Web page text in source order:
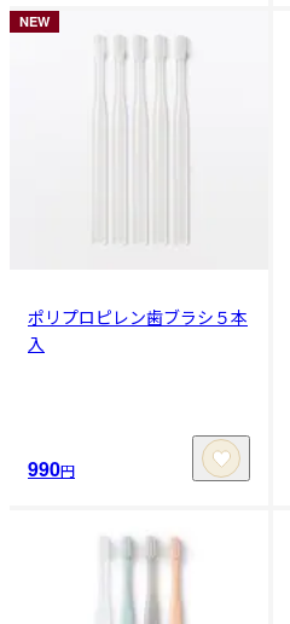
NEW
ポリプロピレン歯ブラシ５本
入
990円